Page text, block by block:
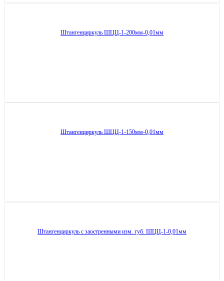
Штангенциркуль ШЦЦ-1-200мм-0,01мм
Штангенциркуль ШЦЦ-1-150мм-0,01мм
Штангенциркуль с заостренными изм. губ. ШЦЦ-1-0,01мм